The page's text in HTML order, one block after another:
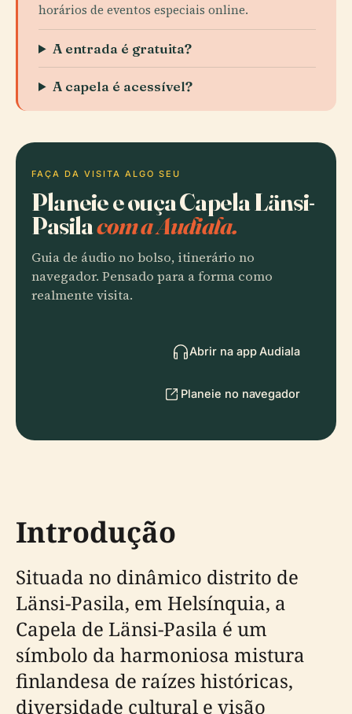
horários de eventos especiais online.
A entrada é gratuita?
A capela é acessível?
FAÇA DA VISITA ALGO SEU
Planeie e ouça Capela Länsi-
Pasilacom a Audiala.
Guia de áudio no bolso, itinerário no
navegador. Pensado para a forma como
realmente visita.
Abrir na app Audiala
Planeie no navegador
Introdução
Situada no dinâmico distrito de
Länsi-Pasila, em Helsínquia, a
Capela de Länsi-Pasila é um
símbolo da harmoniosa mistura
finlandesa de raízes históricas,
diversidade cultural e visão